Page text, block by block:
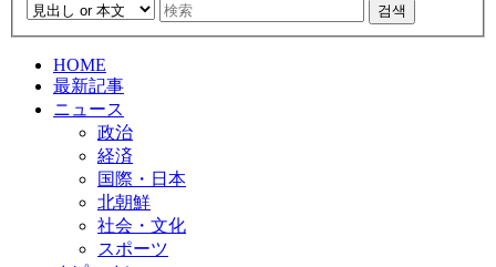
검색
HOME
最新記事
ニュース
政治
経済
国際・日本
北朝鮮
社会・文化
スポーツ